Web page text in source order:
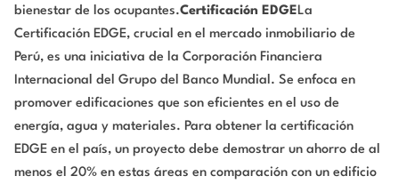
bienestar de los ocupantes.Certificación EDGELa
Certificación EDGE, crucial en el mercado inmobiliario de
Perú, es una iniciativa de la Corporación Financiera
Internacional del Grupo del Banco Mundial. Se enfoca en
promover edificaciones que son eficientes en el uso de
energía, agua y materiales. Para obtener la certificación
EDGE en el país, un proyecto debe demostrar un ahorro de al
menos el 20% en estas áreas en comparación con un edificio